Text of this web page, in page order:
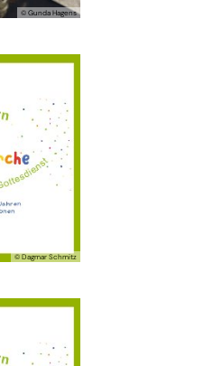
© Gunda Hagens
© Dagmar Schmitz